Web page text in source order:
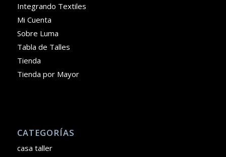
Integrando Textiles
Mi Cuenta
Sobre Luma
Tabla de Talles
Tienda
Tienda por Mayor
CATEGORÍAS
casa taller